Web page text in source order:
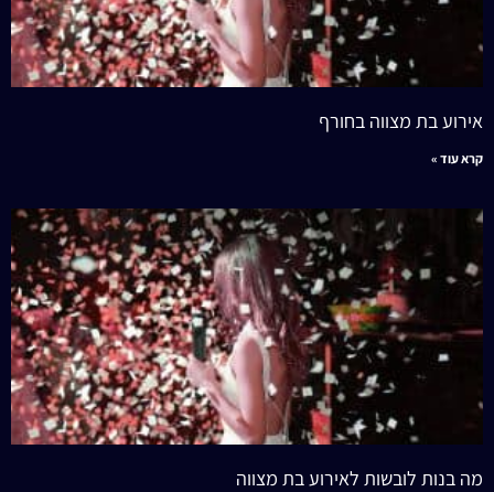
אירוע בת מצווה בחורף
קרא עוד »
מה בנות לובשות לאירוע בת מצווה